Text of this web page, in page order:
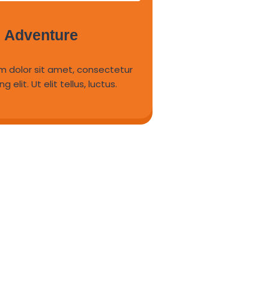
Adventure
dolor sit amet, consectetur
elit. Ut elit tellus, luctus.